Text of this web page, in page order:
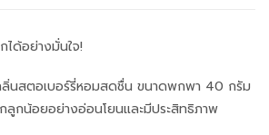
ได้อย่างมั่นใจ!
นสตอเบอร์รี่หอมสดชื่น ขนาดพกพา 40 กรัม
กน้อยอย่างอ่อนโยนและมีประสิทธิภาพ